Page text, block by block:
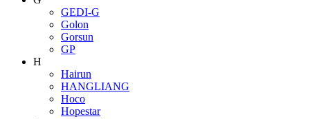
GEDI-G
Golon
Gorsun
GP
H
Hairun
HANGLIANG
Hoco
Hopestar